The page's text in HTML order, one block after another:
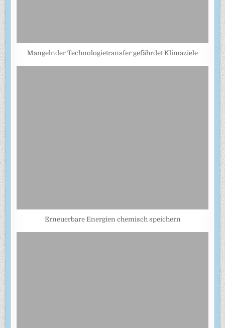
Mangelnder Technologietransfer gefährdet Klimaziele
Erneuerbare Energien chemisch speichern